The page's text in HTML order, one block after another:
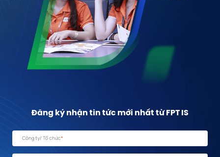
Đăng ký nhận tin tức mới nhất từ FPT IS
Công ty/ Tổ chức*